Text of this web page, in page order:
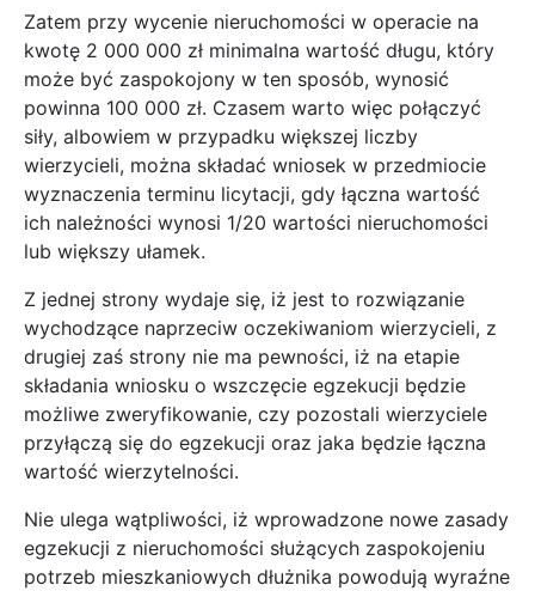
Zatem przy wycenie nieruchomości w operacie na
kwotę 2 000 000 zł minimalna wartość długu, który
może być zaspokojony w ten sposób, wynosić
powinna 100 000 zł. Czasem warto więc połączyć
siły, albowiem w przypadku większej liczby
wierzycieli, można składać wniosek w przedmiocie
wyznaczenia terminu licytacji, gdy łączna wartość
ich należności wynosi 1/20 wartości nieruchomości
lub większy ułamek.
Z jednej strony wydaje się, iż jest to rozwiązanie
wychodzące naprzeciw oczekiwaniom wierzycieli, z
drugiej zaś strony nie ma pewności, iż na etapie
składania wniosku o wszczęcie egzekucji będzie
możliwe zweryfikowanie, czy pozostali wierzyciele
przyłączą się do egzekucji oraz jaka będzie łączna
wartość wierzytelności.
Nie ulega wątpliwości, iż wprowadzone nowe zasady
egzekucji z nieruchomości służących zaspokojeniu
potrzeb mieszkaniowych dłużnika powodują wyraźne